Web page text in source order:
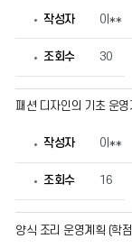
있
습
니
작성자 이**
조회수 30
패션 디자인의 기초 운
작성자 이**
조회수 16
양식 조리 운영계획 (학